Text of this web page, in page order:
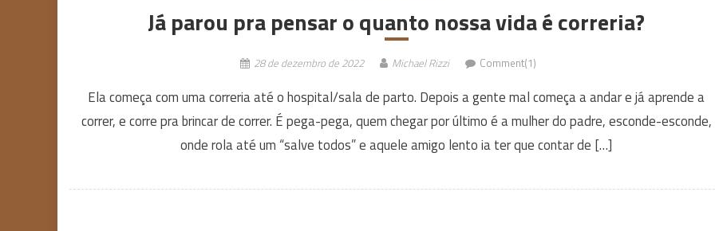
Já parou pra pensar o quanto nossa vida é correria?
28 de dezembro de 2022 Michael Rizzi Comment(1)
Ela começa com uma correria até o hospital/sala de parto. Depois a gente mal começa a andar e já aprende a
correr, e corre pra brincar de correr. É pega-pega, quem chegar por último é a mulher do padre, esconde-esconde,
onde rola até um “salve todos” e aquele amigo lento ia ter que contar de […]